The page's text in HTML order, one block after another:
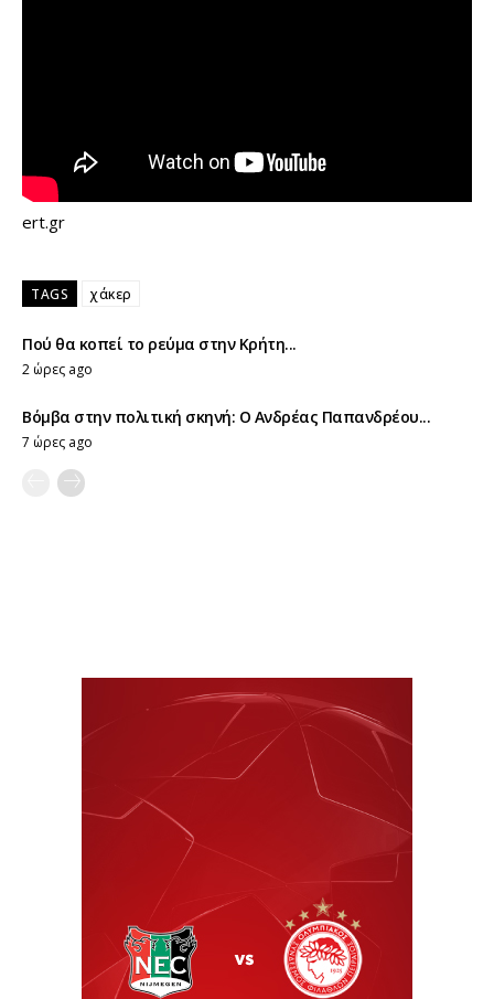
ert.gr
TAGS χάκερ
Πού θα κοπεί το ρεύμα στην Κρήτη...
2 ώρες ago
Βόμβα στην πολιτική σκηνή: Ο Ανδρέας Παπανδρέου...
7 ώρες ago